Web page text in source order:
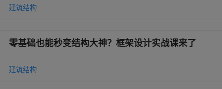
建筑结构
零基础也能秒变结构大神？框架设计实战课来了
建筑结构